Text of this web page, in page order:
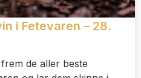
i Fetevaren – 28.
de aller beste